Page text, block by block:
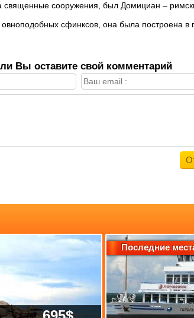
священные сооружения, был Домициан –
сфинксов, она была построена в
Вы оставите свой комментарий
Последние